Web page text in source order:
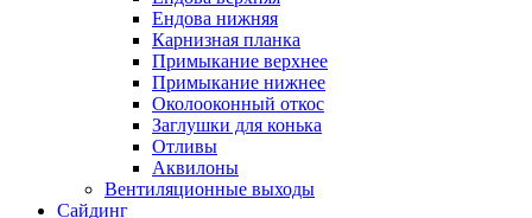
Ендова нижняя
Карнизная планка
Примыкание верхнее
Примыкание нижнее
Околооконный откос
Заглушки для конька
Отливы
Аквилоны
Вентиляционные выходы
Сайдинг